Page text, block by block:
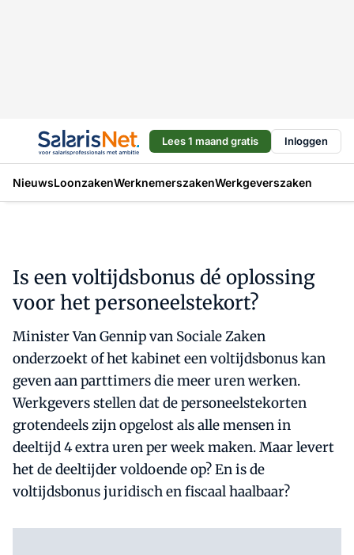
Lees 1 maand gratis Inloggen
NieuwsLoonzakenWerknemerszakenWerkgeverszaken
Is een voltijdsbonus dé oplossing
voor het personeelstekort?
Minister Van Gennip van Sociale Zaken
onderzoekt of het kabinet een voltijdsbonus kan
geven aan parttimers die meer uren werken.
Werkgevers stellen dat de personeelstekorten
grotendeels zijn opgelost als alle mensen in
deeltijd 4 extra uren per week maken. Maar levert
het de deeltijder voldoende op? En is de
voltijdsbonus juridisch en fiscaal haalbaar?